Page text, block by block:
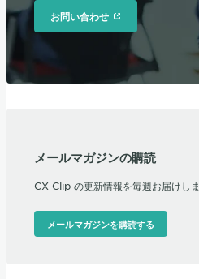
お問い合わせ
メールマガジンの購読
CX Clip の更新情報を毎週お届けしま
メールマガジンを購読する